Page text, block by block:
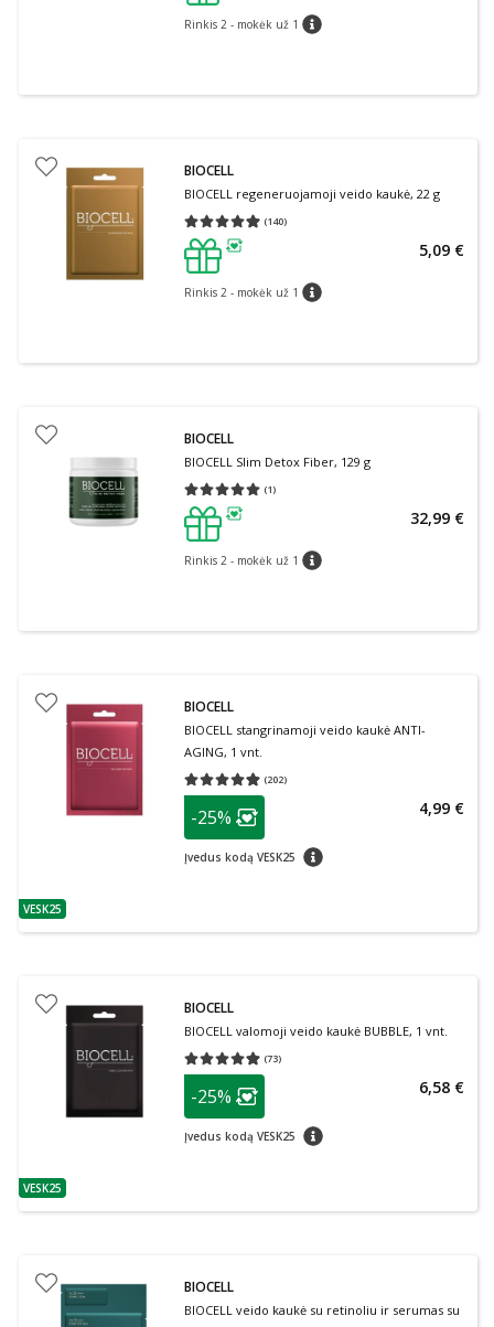
Rinkis 2 - mokėk už 1 patarimas
BIOCELL
BIOCELL regeneruojamoji veido kaukė, 22 g
(140)
Vidutinis įvertinimas 4.96
patarimas
Rinkis 2 - mokėk už 1 patarimas
5,09 €
BIOCELL
BIOCELL Slim Detox Fiber, 129 g
(1)
Vidutinis įvertinimas 5.00
patarimas
Rinkis 2 - mokėk už 1 patarimas
32,99 €
patarimas
VESK25
BIOCELL
BIOCELL stangrinamoji veido kaukė ANTI-
AGING, 1 vnt.
(202)
Vidutinis įvertinimas 4.88
patarimas
Lojalumo klubo narių nuolaida
-25%
Įvedus kodą VESK25 patarimas
4,99 €
patarimas
VESK25
BIOCELL
BIOCELL valomoji veido kaukė BUBBLE, 1 vnt.
(73)
Vidutinis įvertinimas 4.90
patarimas
Lojalumo klubo narių nuolaida
-25%
Įvedus kodą VESK25 patarimas
6,58 €
BIOCELL
BIOCELL veido kaukė su retinoliu ir serumas su